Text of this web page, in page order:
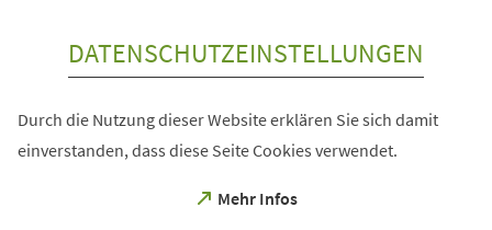
DATENSCHUTZEINSTELLUNGEN
Durch die Nutzung dieser Website erklären Sie sich damit
einverstanden, dass diese Seite Cookies verwendet.
Mehr Infos
(Öffnet